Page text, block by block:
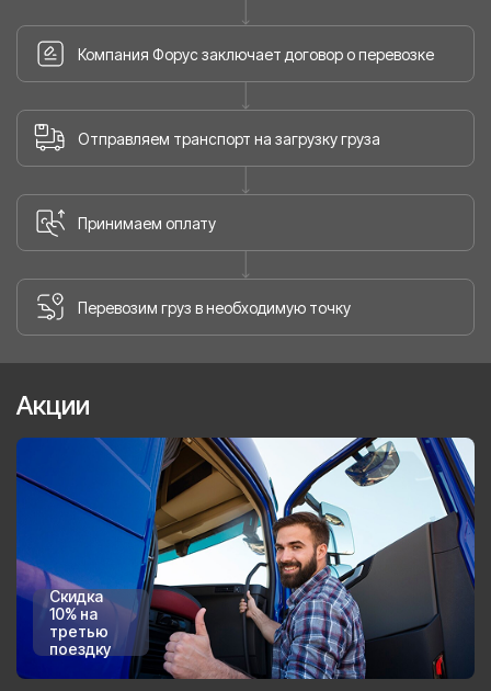
Компания Форус заключает договор о перевозке
Отправляем транспорт на загрузку груза
Принимаем оплату
Перевозим груз в необходимую точку
Акции
Скидка
10% на
третью
поездку